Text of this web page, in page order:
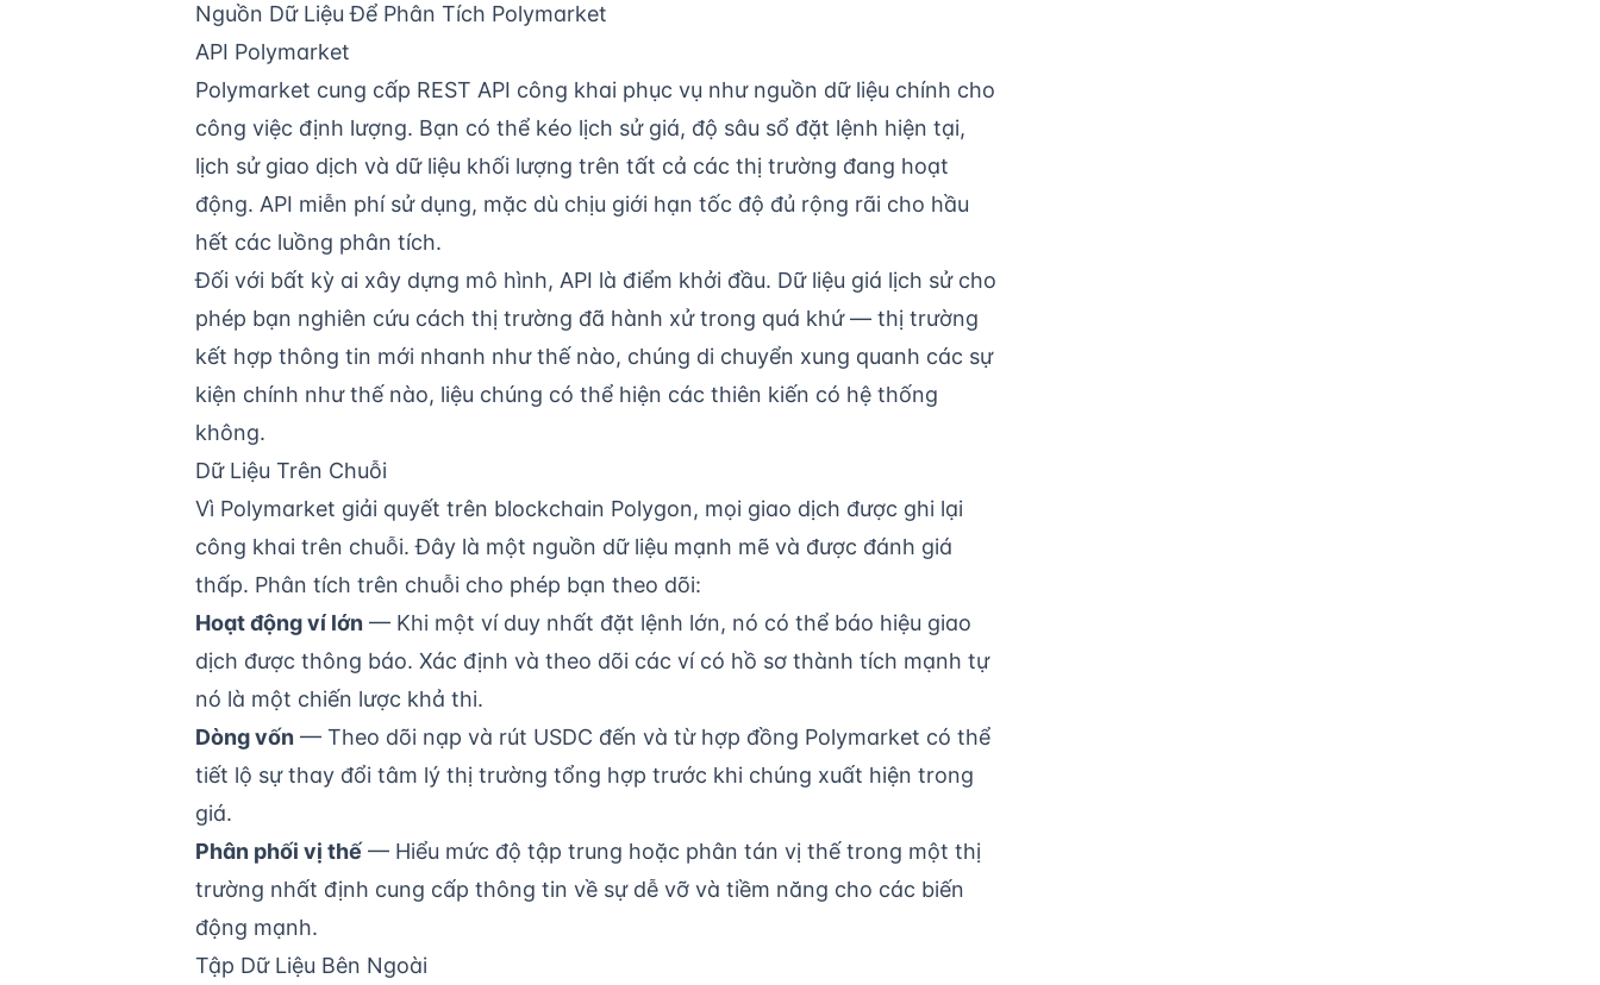
Nguồn Dữ Liệu Để Phân Tích Polymarket
API Polymarket
Polymarket cung cấp REST API công khai phục vụ như nguồn dữ liệu chính cho
công việc định lượng. Bạn có thể kéo lịch sử giá, độ sâu sổ đặt lệnh hiện tại,
lịch sử giao dịch và dữ liệu khối lượng trên tất cả các thị trường đang hoạt
động. API miễn phí sử dụng, mặc dù chịu giới hạn tốc độ đủ rộng rãi cho hầu
hết các luồng phân tích.
Đối với bất kỳ ai xây dựng mô hình, API là điểm khởi đầu. Dữ liệu giá lịch sử cho
phép bạn nghiên cứu cách thị trường đã hành xử trong quá khứ — thị trường
kết hợp thông tin mới nhanh như thế nào, chúng di chuyển xung quanh các sự
kiện chính như thế nào, liệu chúng có thể hiện các thiên kiến có hệ thống
không.
Dữ Liệu Trên Chuỗi
Vì Polymarket giải quyết trên blockchain Polygon, mọi giao dịch được ghi lại
công khai trên chuỗi. Đây là một nguồn dữ liệu mạnh mẽ và được đánh giá
thấp. Phân tích trên chuỗi cho phép bạn theo dõi:
Hoạt động ví lớn — Khi một ví duy nhất đặt lệnh lớn, nó có thể báo hiệu giao
dịch được thông báo. Xác định và theo dõi các ví có hồ sơ thành tích mạnh tự
nó là một chiến lược khả thi.
Dòng vốn — Theo dõi nạp và rút USDC đến và từ hợp đồng Polymarket có thể
tiết lộ sự thay đổi tâm lý thị trường tổng hợp trước khi chúng xuất hiện trong
giá.
Phân phối vị thế — Hiểu mức độ tập trung hoặc phân tán vị thế trong một thị
trường nhất định cung cấp thông tin về sự dễ vỡ và tiềm năng cho các biến
động mạnh.
Tập Dữ Liệu Bên Ngoài